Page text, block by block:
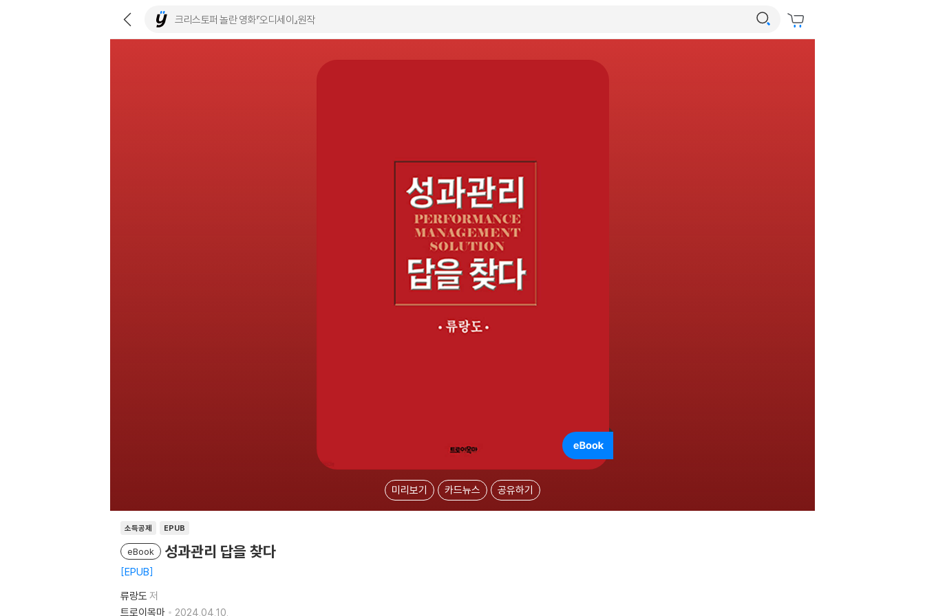
미리보기 카드뉴스 공유하기
소득공제 EPUB
eBook 성과관리 답을 찾다
EPUB
류랑도 저
트로이목마
2024.04.10.